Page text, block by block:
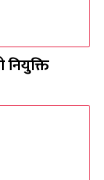
नियुक्ति